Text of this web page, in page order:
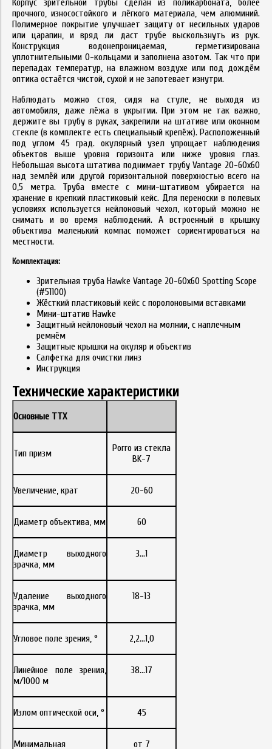
Корпус зрительной трубы сделан из поликарбоната, более
прочного, износостойкого и лёгкого материала, чем алюминий.
Полимерное покрытие улучшает защиту от несильных ударов
или царапин, и вряд ли даст трубе выскользнуть из рук.
Конструкция водонепроницаемая, герметизирована
уплотнительными О-кольцами и заполнена азотом. Так что при
перепадах температур, на влажном воздухе или под дождём
оптика остаётся чистой, сухой и не запотевает изнутри.
Наблюдать можно стоя, сидя на стуле, не выходя из
автомобиля, даже лёжа в укрытии. При этом не так важно,
держите вы трубу в руках, закрепили на штативе или оконном
стекле (в комплекте есть специальный крепёж). Расположенный
под углом 45 град. окулярный узел упрощает наблюдения
объектов выше уровня горизонта или ниже уровня глаз.
Небольшая высота штатива поднимает трубу Vantage 20-60x60
над землёй или другой горизонтальной поверхностью всего на
0,5 метра. Труба вместе с мини-штативом убирается на
хранение в крепкий пластиковый кейс. Для переноски в полевых
условиях используется нейлоновый чехол, который можно не
снимать и во время наблюдений. А встроенный в крышку
объектива маленький компас поможет сориентироваться на
местности.
Комплектация:
Зрительная труба Hawke Vantage 20-60x60 Spotting Scope
(#51100)
Жёсткий пластиковый кейс с поролоновыми вставками
Мини-штатив Hawke
Защитный нейлоновый чехол на молнии, с наплечным
ремнём
Защитные крышки на окуляр и объектив
Салфетка для очистки линз
Инструкция
Технические характеристики
Основные ТТХ
Тип призм
Porro из стекла
BK-7
Увеличение, крат 20-60
Диаметр объектива, мм 60
Диаметр выходного
зрачка, мм
3...1
Удаление выходного
зрачка, мм
18-13
Угловое поле зрения, ° 2,2...1,0
Линейное поле зрения,
м/1000 м
38...17
Излом оптической оси, ° 45
Минимальная
от 7